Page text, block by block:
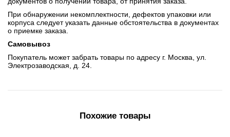
При обнаружении некомплектности, дефектов упаковки или
корпуса следует указать данные обстоятельства в документах
о приемке заказа.
Самовывоз
Покупатель может забрать товары по адресу г. Москва, ул.
Электрозаводская, д. 24.
Похожие товары